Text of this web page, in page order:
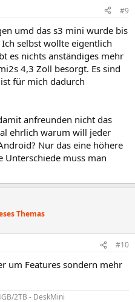
#9
umd das s3 mini wurde bis
selbst wollte eigentlich
es nichts anständiges mehr
4,3 Zoll besorgt. Es sind
für mich dadurch
anfreunden nicht das
ehrlich warum will jeder
Nur das eine höhere
Unterschiede muss man
Themas
#10
um Features sondern mehr
2TB - DeskMini